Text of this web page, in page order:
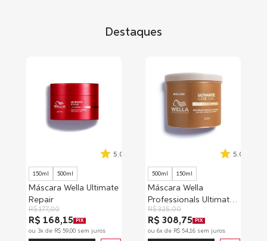
Destaques
5.0
150ml 500ml
Máscara Wella Ultimate
Repair
R$ 177,00
R$ 168,15 PIX
ou 3x de R$ 59,00sem juros
5.0
500ml 150ml
Máscara Wella
Professionals Ultimate
Luxe Oil
R$ 325,00
R$ 308,75 PIX
ou6x de R$ 54,16 sem juros